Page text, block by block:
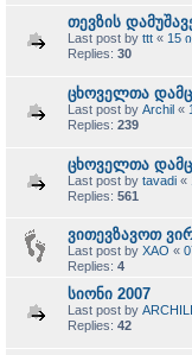
თევზის
Last post by ttt « 15
Replies: 30
ცხოველთა
Last post by Archil «
Replies: 239
ცხოველთა
Last post by tavadi «
Replies: 561
ვითევზავოთ
Last post by XAO «
Replies: 4
სიონი 2007
Last post by ARCHILI
Replies: 42